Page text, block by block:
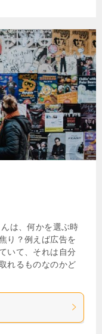
は、何かを選ぶ時
り？例えば広告を
いて、それは自分
れるものなのかど